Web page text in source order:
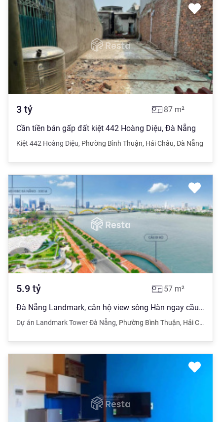
3 tỷ 87 m²
Cần tiền bán gấp đất kiệt 442 Hoàng Diệu, Đà Nẵng
Kiệt 442 Hoàng Diệu, Phường Bình Thuận, Hải Châu, Đà Nẵng
5.9 tỷ 57 m²
Đà Nẵng Landmark, căn hộ view sông Hàn ngay cầu Rồng cạnh công viên APEC, bảng hàng tháng 10/2023
Dự án Landmark Tower Đà Nẵng, Phường Bình Thuận, Hải Châu